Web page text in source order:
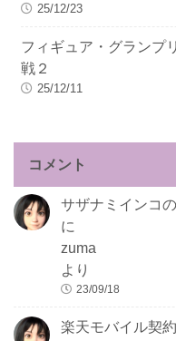
25/12/23
フィギュア・グランプ
戦２
25/12/11
コメント
サザナミインコ
に
zuma
より
23/09/18
楽天モバイル契